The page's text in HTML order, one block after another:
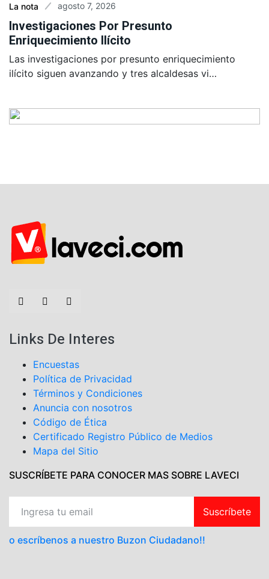
La nota agosto 7, 2026
Investigaciones Por Presunto
Enriquecimiento Ilícito
Las investigaciones por presunto enriquecimiento
ilícito siguen avanzando y tres alcaldesas vi…
Links De Interes
Encuestas
Política de Privacidad
Términos y Condiciones
Anuncia con nosotros
Código de Ética
Certificado Registro Público de Medios
Mapa del Sitio
SUSCRÍBETE PARA CONOCER MAS SOBRE LAVECI
Suscríbete
o escríbenos a nuestro Buzon Ciudadano!!